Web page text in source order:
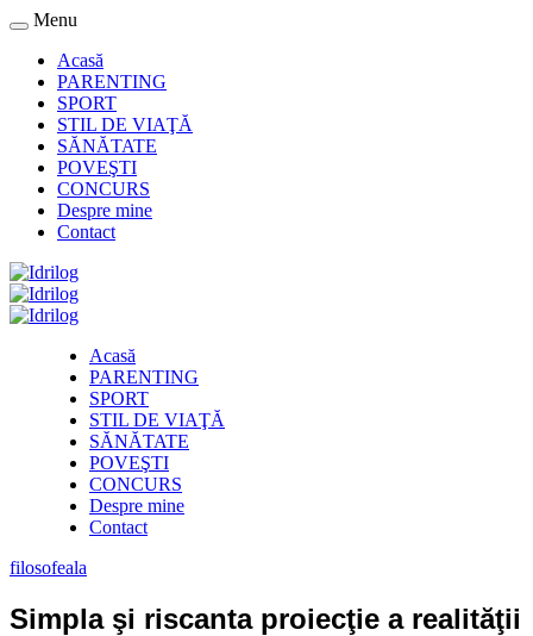
Menu
Acasă
PARENTING
SPORT
STIL DE VIAŢĂ
SĂNĂTATE
POVEŞTI
CONCURS
Despre mine
Contact
Acasă
PARENTING
SPORT
STIL DE VIAŢĂ
SĂNĂTATE
POVEŞTI
CONCURS
Despre mine
Contact
filosofeala
Simpla şi riscanta proiecţie a realităţii